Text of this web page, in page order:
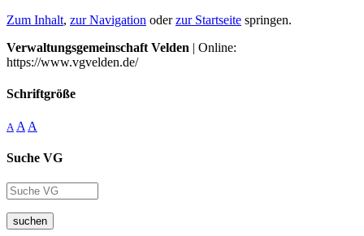
Zum Inhalt, zur Navigation oderzur Startseite springen.
Verwaltungsgemeinschaft Velden | Online:
https://www.vgvelden.de/
Schriftgröße
A A A
Suche VG
suchen